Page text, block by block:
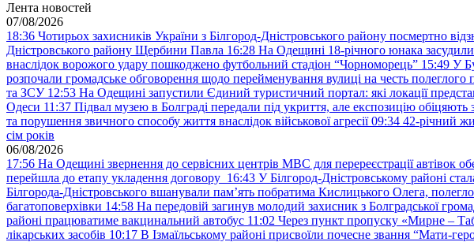
Лента новостей
07/08/2026
18:36 Чотирьох захисників України з Білгород-Дністровського району посмертно
Дністровського району Щербини Павла 16:28 На Одещині 18-річного юнака засудили
внаслідок ворожого удару пошкоджено футбольний стадіон “Чорноморець” 15:49 У
розпочали громадське обговорення щодо перейменування вулиці на честь полеглого
та ЗСУ 12:53 На Одещині запустили Єдиний туристичний портал: які локації
Одеси 11:37 Підвал музею в Болграді передали під укриття, але експозицію обіцяють
та порушення звичного способу життя внаслідок військової агресії 09:34 42-річний
сім років
06/08/2026
17:56 На Одещині звернення до сервісних центрів МВС для перереєстрації автівок
перейшла до етапу укладення договору 16:43 У Білгород-Дністровському районі
Білгорода-Дністровського вшанували пам’ять побратима Кислицького Олега,
багатоповерхівки 14:58 На передовій загинув молодий захисник з Болградської
районі працюватиме вакцинальний автобус 11:02 Через пункт пропуску «Мирне –
лікарських засобів 10:17 В Ізмаїльському районі присвоїли почесне звання “Мати-